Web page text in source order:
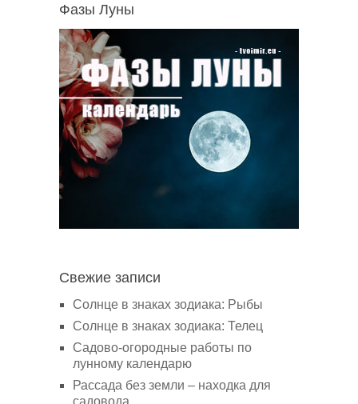
Фазы Луны
Свежие записи
Солнце в знаках зодиака: Рыбы
Солнце в знаках зодиака: Телец
Садово-огородные работы по
лунному календарю
Рассада без земли – находка для
садовода